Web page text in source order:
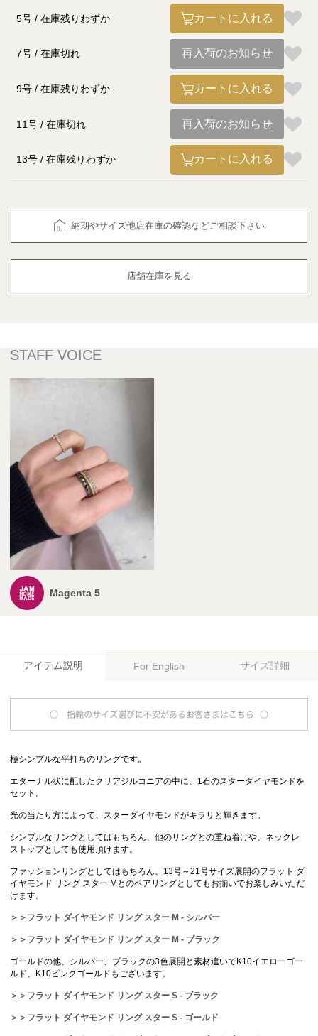
5号 在庫残りわずか カートに入れる
7号 在庫切れ 再入荷のお知らせ
9号 在庫残りわずか カートに入れる
11号 在庫切れ 再入荷のお知らせ
13号 在庫残りわずか カートに入れる
納期やサイズ他店在庫の確認などご相談下さい
店舗在庫を見る
Magenta 5
アイテム説明 For English サイズ詳細
極シンプルな平打ちのリングです。
エターナル状に配したクリアジルコニアの中に、1石のスターダイヤモンドを
セット。
光の当たり方によって、スターダイヤモンドがキラリと輝きます。
シンプルなリングとしてはもちろん、他のリングとの重ね着けや、ネックレ
ストップとしても使用頂けます。
ファッションリングとしてはもちろん、13号～21号サイズ展開のフラット ダ
イヤモンド リング スター Mとのペアリングとしてもお揃いでお楽しみいただ
けます。
＞＞フラット ダイヤモンド リング スター M - シルバー
＞＞フラット ダイヤモンド リング スター M - ブラック
ゴールドの他、シルバー、ブラックの3色展開と素材違いでK10イエローゴー
ルド、K10ピンクゴールドもございます。
＞＞フラット ダイヤモンド リング スター S - ブラック
＞＞フラット ダイヤモンド リング スター S - ゴールド